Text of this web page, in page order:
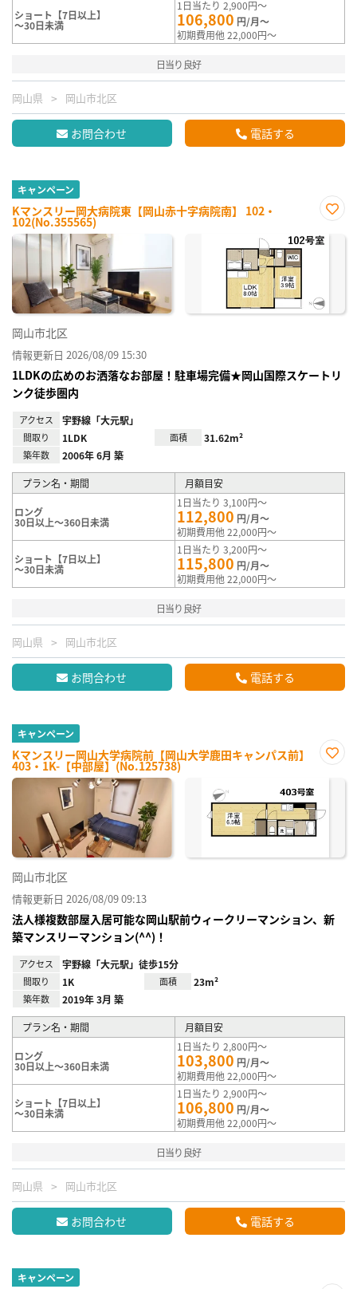
ショート【7日以上】
～30日未満
1日当たり 2,900円～
106,800 円/月～
初期費用他 22,000円～
日当り良好
岡山県 岡山市北区
お問合わせ 電話する
キャンペーン
Kマンスリー岡大病院東【岡山赤十字病院南】 102・
102(No.355565)
に入
り登
岡山市北区
情報更新日 2026/08/09 15:30
1LDKの広めのお洒落なお部屋！駐車場完備★岡山国際スケートリ
ンク徒歩圏内
アクセス 宇野線「大元駅」
間取り 1LDK 面積 31.62m²
築年数 2006年 6月 築
プラン名・期間 月額目安
ロング
30日以上～360日未満
1日当たり 3,100円～
112,800 円/月～
初期費用他 22,000円～
ショート【7日以上】
～30日未満
1日当たり 3,200円～
115,800 円/月～
初期費用他 22,000円～
日当り良好
岡山県 岡山市北区
お問合わせ 電話する
キャンペーン
Kマンスリー岡山大学病院前【岡山大学鹿田キャンパス前】
403・1K-【中部屋】(No.125738)
に入
岡山市北区
情報更新日 2026/08/09 09:13
法人様複数部屋入居可能な岡山駅前ウィークリーマンション、新
築マンスリーマンション(^^)！
アクセス 宇野線「大元駅」徒歩15分
間取り 1K 面積 23m²
築年数 2019年 3月 築
プラン名・期間 月額目安
ロング
30日以上～360日未満
1日当たり 2,800円～
103,800 円/月～
初期費用他 22,000円～
ショート【7日以上】
～30日未満
1日当たり 2,900円～
106,800 円/月～
初期費用他 22,000円～
日当り良好
岡山県 岡山市北区
お問合わせ 電話する
キャンペーン